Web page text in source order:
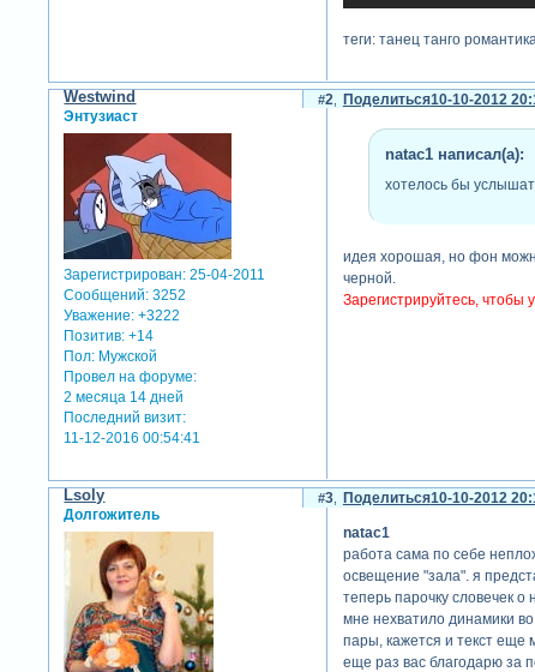
теги: танец танго романтика
Поделиться
2 10-10-2012
Westwind
Энтузиаст
Зарегистрирован: 25-04-2011
Сообщений: 3252
Уважение: +3222
Позитив: +14
Пол: Мужской
Провел на форуме:
2 месяца 14 дней
Последний визит:
11-12-2016 00:54:41
natac1 написал(а):
хотелось бы
идея хорошая, но фон
черной.
Зарегистрируйтесь, чтобы
Поделиться
3 10-10-2012
Lsoly
Долгожитель
natac1
работа сама по себе
освещение "зала". я
теперь парочку словечек о
мне нехватило динамики
пары, кажется и текст еще
еще раз вас благодарю за